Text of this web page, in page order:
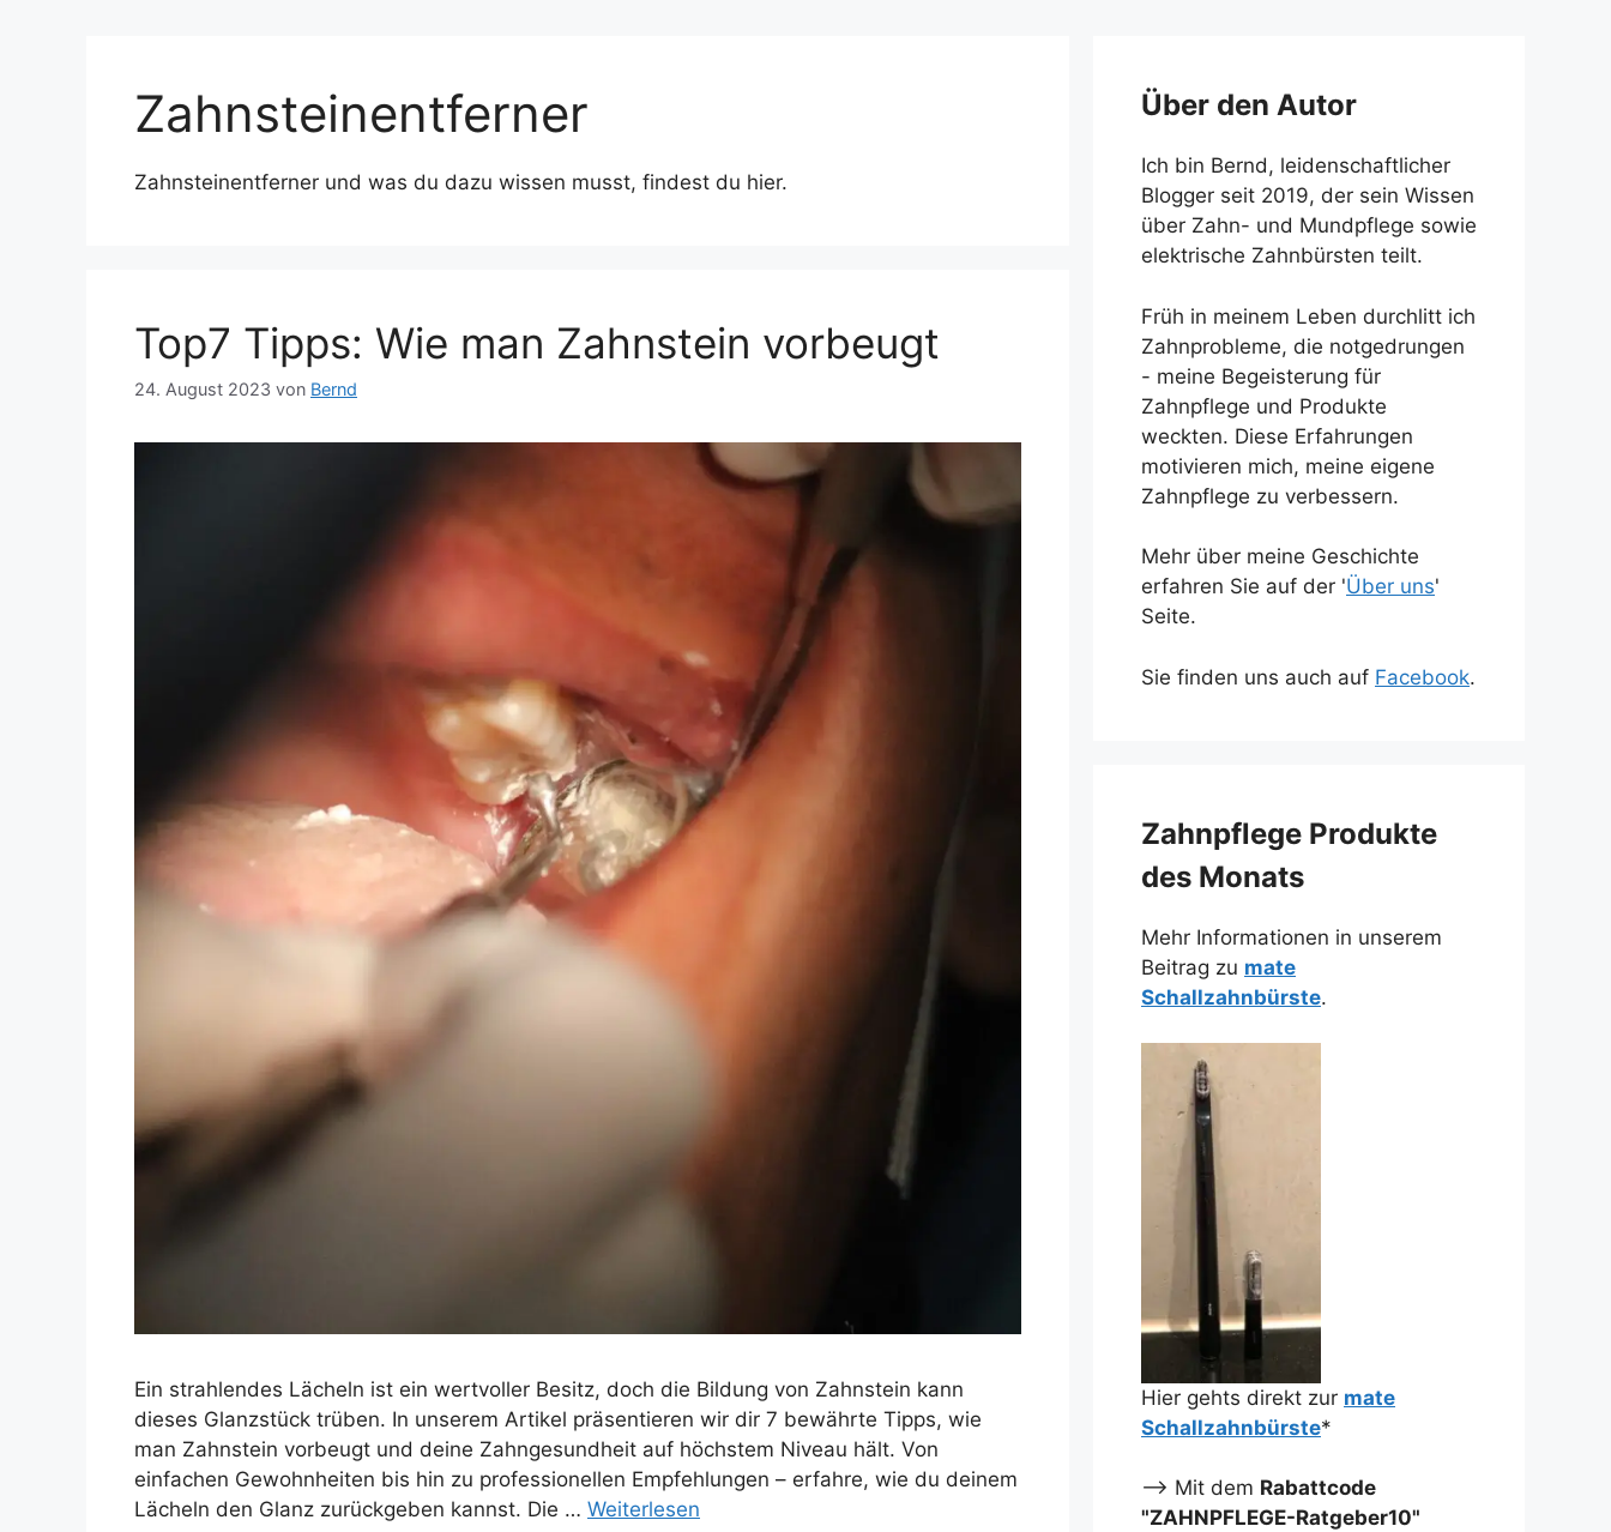
Zahnsteinentferner
Zahnsteinentferner und was du dazu wissen musst, findest du hier.
Top7 Tipps: Wie man Zahnstein vorbeugt
24. August 2023 von Bernd
Ein strahlendes Lächeln ist ein wertvoller Besitz, doch die Bildung von Zahnstein kann
dieses Glanzstück trüben. In unserem Artikel präsentieren wir dir 7 bewährte Tipps, wie
man Zahnstein vorbeugt und deine Zahngesundheit auf höchstem Niveau hält. Von
einfachen Gewohnheiten bis hin zu professionellen Empfehlungen – erfahre, wie du deinem
Lächeln den Glanz zurückgeben kannst. Die … Weiterlesen
Über den Autor
Ich bin Bernd, leidenschaftlicher
Blogger seit 2019, der sein Wissen
über Zahn- und Mundpflege sowie
elektrische Zahnbürsten teilt.
Früh in meinem Leben durchlitt ich
Zahnprobleme, die notgedrungen
- meine Begeisterung für
Zahnpflege und Produkte
weckten. Diese Erfahrungen
motivieren mich, meine eigene
Zahnpflege zu verbessern.
Mehr über meine Geschichte
erfahren Sie auf der 'Über uns'
Seite.
Sie finden uns auch auf Facebook.
Zahnpflege Produkte
des Monats
Mehr Informationen in unserem
Beitrag zu mate
Schallzahnbürste.
Hier gehts direkt zur mate
Schallzahnbürste*
--> Mit dem Rabattcode
"ZAHNPFLEGE-Ratgeber10"